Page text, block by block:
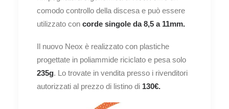
comodo controllo della discesa e può essere
utilizzato con corde singole da 8,5 a 11mm.
Il nuovo Neox è realizzato con plastiche
progettate in poliammide riciclato e pesa solo
235g. Lo trovate in vendita presso i rivenditori
autorizzati al prezzo di listino di 130€.